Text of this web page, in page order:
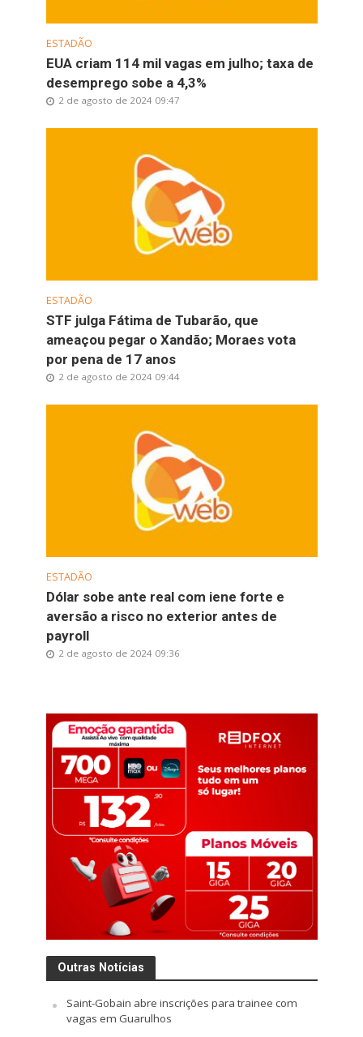
ESTADÃO
EUA criam 114 mil vagas em julho; taxa de
desemprego sobe a 4,3%
2 de agosto de 2024 09:47
ESTADÃO
STF julga Fátima de Tubarão, que
ameaçou pegar o Xandão; Moraes vota
por pena de 17 anos
2 de agosto de 2024 09:44
ESTADÃO
Dólar sobe ante real com iene forte e
aversão a risco no exterior antes de
payroll
2 de agosto de 2024 09:36
Outras Notícias
Saint-Gobain abre inscrições para trainee com
vagas em Guarulhos